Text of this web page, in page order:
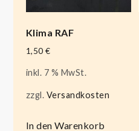
Klima RAF
1,50€
inkl. 7 % MwSt.
zzgl. Versandkosten
In den Warenkorb